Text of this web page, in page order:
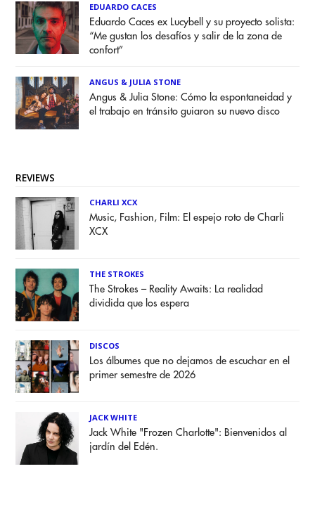
EDUARDO CACES
Eduardo Caces ex Lucybell y su proyecto solista:
“Me gustan los desafíos y salir de la zona de
confort”
ANGUS & JULIA STONE
Angus & Julia Stone: Cómo la espontaneidad y
el trabajo en tránsito guiaron su nuevo disco
REVIEWS
CHARLI XCX
Music, Fashion, Film: El espejo roto de Charli
XCX
THE STROKES
The Strokes – Reality Awaits: La realidad
dividida que los espera
DISCOS
Los álbumes que no dejamos de escuchar en el
primer semestre de 2026
JACK WHITE
Jack White "Frozen Charlotte": Bienvenidos al
jardín del Edén.